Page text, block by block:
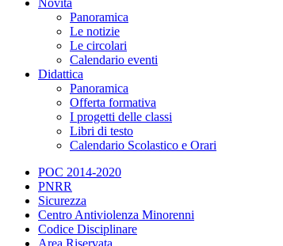
Novità
Panoramica
Le notizie
Le circolari
Calendario eventi
Didattica
Panoramica
Offerta formativa
I progetti delle classi
Libri di testo
Calendario Scolastico e Orari
POC 2014-2020
PNRR
Sicurezza
Centro Antiviolenza Minorenni
Codice Disciplinare
Area Riservata